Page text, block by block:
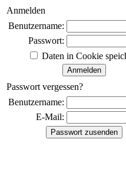
Anmelden
Benutzername:
Passwort:
Daten in Cookie
Passwort vergessen?
Benutzername:
E-Mail: